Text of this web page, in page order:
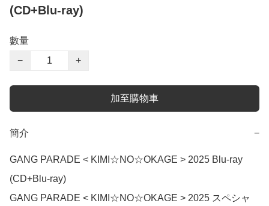
(CD+Blu-ray)
數量
−
+
加至購物車
簡介 −
GANG PARADE < KIMI☆NO☆OKAGE > 2025 Blu-ray
(CD+Blu-ray)
GANG PARADE < KIMI☆NO☆OKAGE > 2025 スペシャ